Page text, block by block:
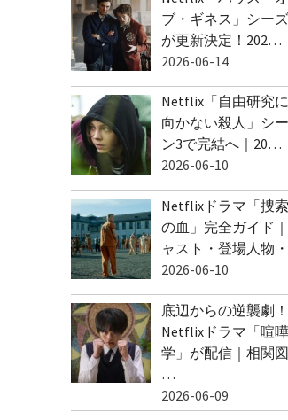
ブ・ギネス」シー
が更新決定！202…
2026-06-14
Netflix「自由研究
向かない殺人」シ
ン3で完結へ｜20…
2026-06-10
Netflixドラマ「捜
の血」完全ガイド
ャスト・登場人物
2026-06-10
底辺からの逆襲劇！
Netflixドラマ「喧
学」が配信｜相関図
…
2026-06-09